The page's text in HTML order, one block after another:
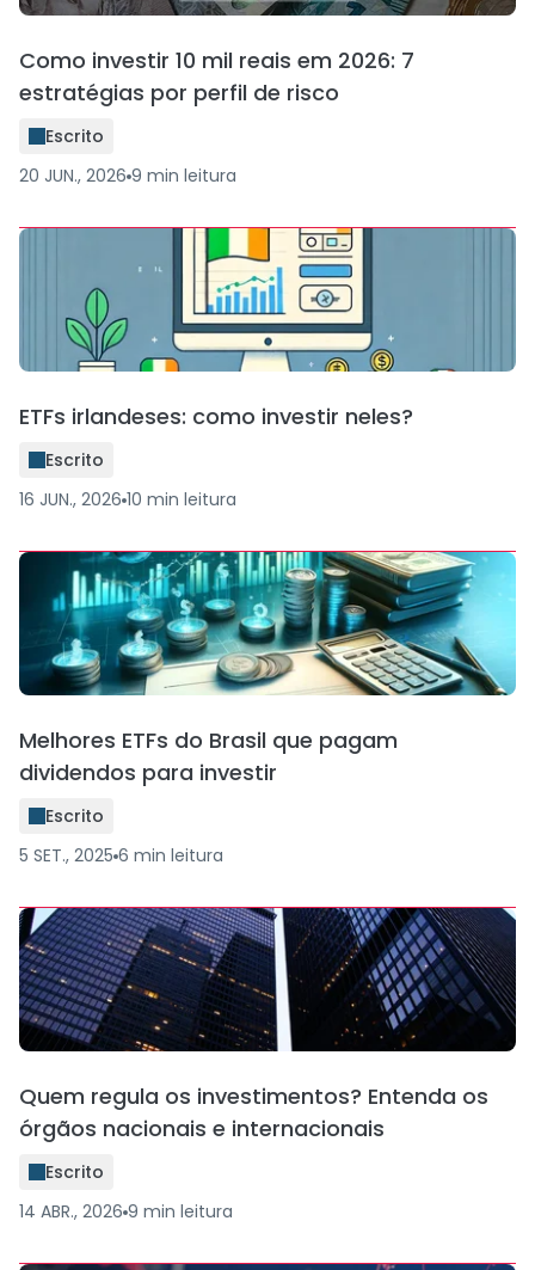
Como investir 10 mil reais em 2026: 7
estratégias por perfil de risco
Escrito
20 JUN., 2026 9 min leitura
ETFs irlandeses: como investir neles?
Escrito
16 JUN., 2026 10 min leitura
Melhores ETFs do Brasil que pagam
dividendos para investir
Escrito
5 SET., 2025 6 min leitura
Quem regula os investimentos? Entenda os
órgãos nacionais e internacionais
Escrito
14 ABR., 2026 9 min leitura